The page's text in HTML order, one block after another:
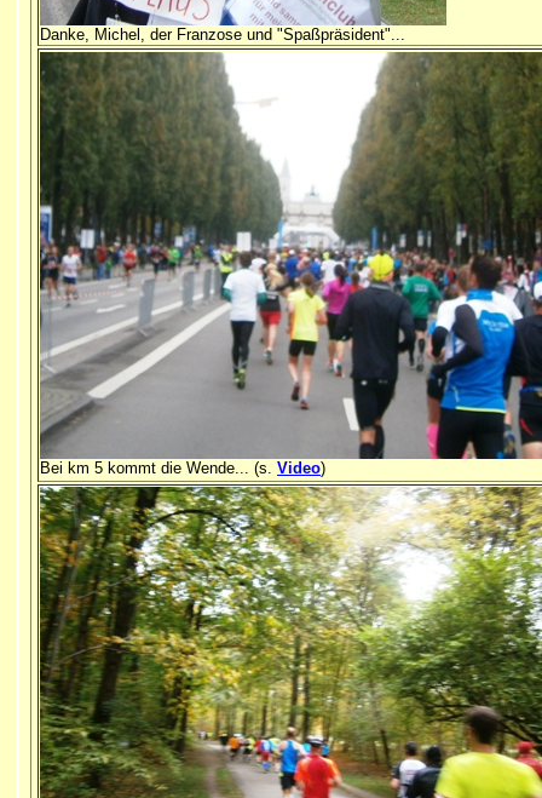
Danke, Michel, der Franzose und "Spaßpräsident"...
Bei km 5 kommt die Wende... (s. Video)